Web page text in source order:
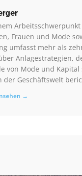
Frauen und Mode
umfasst mehr als
Anlagestrategien,
von Mode und Kapital
der Geschäftswelt
→